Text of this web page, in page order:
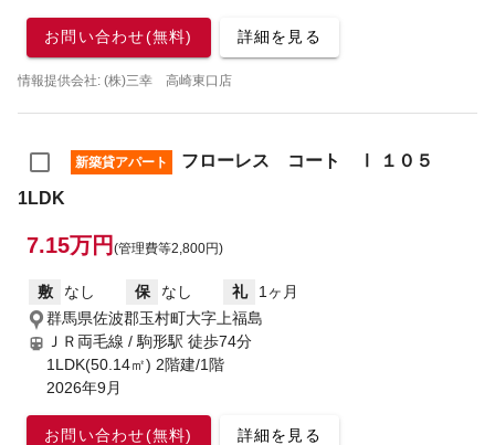
お問い合わせ(無料) 詳細を見る
情報提供会社: (株)三幸 高崎東口店
新築貸アパート
フローレス コート Ⅰ １０５
1LDK
7.15万円 (管理費等2,800円)
敷 なし 保 なし 礼
1ヶ月
群馬県佐波郡玉村町大字上福島
ＪＲ両毛線 / 駒形駅 徒歩74分
1LDK(50.14㎡) 2階建/1階
2026年9月
お問い合わせ(無料) 詳細を見る